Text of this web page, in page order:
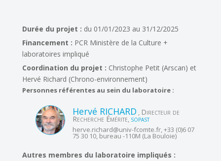
Durée du projet : du 01/01/2023 au 31/12/2025
Financement : PCR Ministère de la Culture +
laboratoires impliqué
Coordination du projet : Christophe Petit (Arscan) et
Hervé Richard (Chrono-environnement)
Personnes référentes au sein du laboratoire :
Hervé RICHARD , Directeur de
Recherche Émérite, SOPAST
herve.richard@univ-fcomte.fr, +33 (0)6 07
75 30 10, bureau -110M (La Bouloie)
Autres membres du laboratoire impliqués :